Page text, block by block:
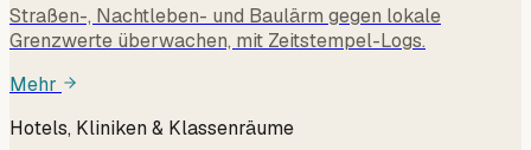
Straßen-, Nachtleben- und Baulärm gegen lokale
Grenzwerte überwachen, mit Zeitstempel-Logs.
Mehr
Hotels, Kliniken & Klassenräume